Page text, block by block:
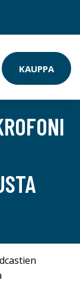
KAUPPA